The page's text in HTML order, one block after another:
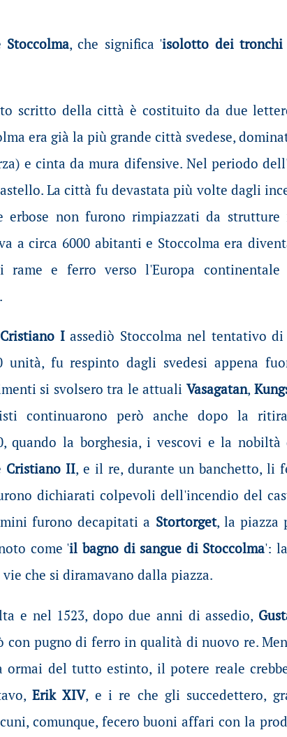
Stoccolma, che significa 'isolotto dei tronchi
scritto della città è costituito da due
era già la più grande città svedese,
e cinta da mura difensive. Nel periodo
La città fu devastata più volte dagli
non furono rimpiazzati da
a circa 6000 abitanti e Stoccolma era
rame e ferro verso l'Europa
Cristiano Iassediò Stoccolma nel tentativo
unità, fu respinto dagli svedesi appena
si svolsero tra le attuali Vasagatan,
continuarono però anche dopo la
quando la borghesia, i vescovi e la
Cristiano II, e il re, durante un banchetto, li
dichiarati colpevoli dell'incendio del
furono decapitati a Stortorget, la piazza
come 'il bagno di sangue di Stoccolma':
che si diramavano dalla piazza.
e nel 1523, dopo due anni di assedio,
con pugno di ferro in qualità di nuovo re.
ormai del tutto estinto, il potere reale
Erik XIV, e i re che gli succedettero,
comunque, fecero buoni affari con la